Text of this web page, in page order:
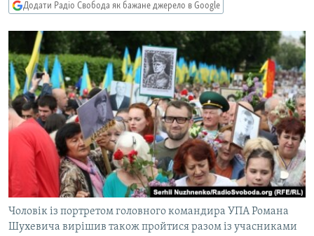
УКРАЇНА
СВІТ
СХЕМИ
КИТАЙ.ВИКЛИКИ
МУЛЬТИМЕДІА
ФОТО
СПЕЦПРОЄКТИ
ПОДКАСТИ
КРИМ РЕАЛІЇ
РУС
УКР
Додати Радіо Свобода як бажане джерело в Google
Чоловік із портретом головного командира УПА Романа
Шухевича вирішив також пройтися разом із учасниками